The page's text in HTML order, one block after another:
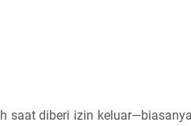
saat diberi izin